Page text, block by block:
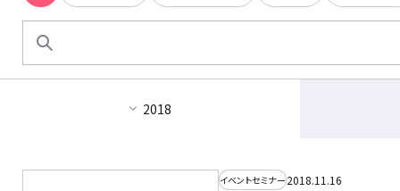
2018
イベントセミナー2018.11.16